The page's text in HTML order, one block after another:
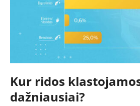
Kur ridos
dažniausiai?